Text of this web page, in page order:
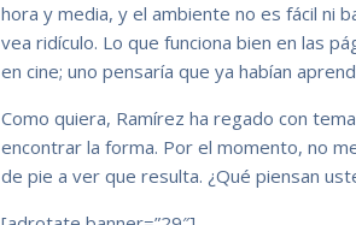
hora y media, y el ambiente no es fácil ni
vea ridículo. Lo que funciona bien en las
en cine; uno pensaría que ya habían
Como quiera, Ramírez ha regado con
encontrar la forma. Por el momento, no
de pie a ver que resulta. ¿Qué piensan